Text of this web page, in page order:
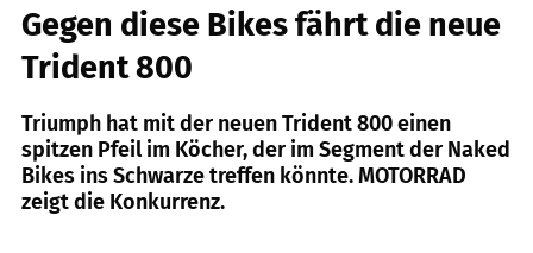
Gegen diese Bikes fährt die neue
Trident 800
Triumph hat mit der neuen Trident 800 einen
spitzen Pfeil im Köcher, der im Segment der Naked
Bikes ins Schwarze treffen könnte. MOTORRAD
zeigt die Konkurrenz.